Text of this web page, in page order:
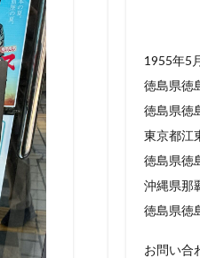
1955年5
徳島県徳
徳島県徳
東京都江
徳島県徳
沖縄県那
徳島県徳
お問い合